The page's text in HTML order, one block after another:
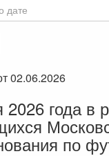
02.06.2026
2026 года в
по